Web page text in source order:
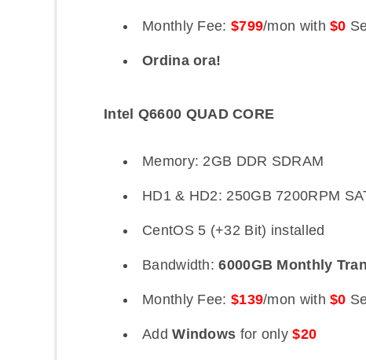
Monthly Fee: $799/mon with$0
Ordina ora!
Intel Q6600 QUAD CORE
Memory: 2GB DDR SDRAM
HD1 & HD2: 250GB 7200RPM
CentOS 5 (+32 Bit) installed
Bandwidth:6000GB Monthly
Monthly Fee: $139/mon with$0
AddWindows for only$20